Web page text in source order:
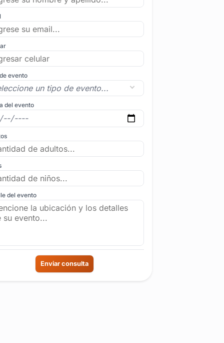
evento
del evento
del evento
Enviar consulta